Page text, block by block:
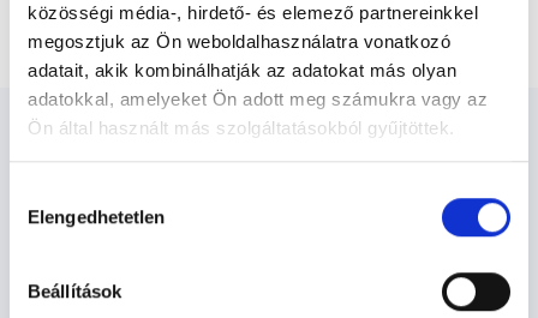
közösségi média-, hirdető- és elemező partnereinkkel
megosztjuk az Ön weboldalhasználatra vonatkozó
adatait, akik kombinálhatják az adatokat más olyan
adatokkal, amelyeket Ön adott meg számukra vagy az
Ön által használt más szolgáltatásokból gyűjtöttek.
szabályzat:https://foglaljorvost.hu/info/foglaljorvost-
kiválasztása
Elengedhetetlen
Beállítások
Gyermekpszichológiai kontroll konzultáció
Gyermekpszichológus -